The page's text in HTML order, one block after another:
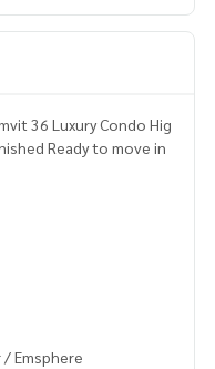
36 Luxury Condo Hig
Ready to move in
Emsphere